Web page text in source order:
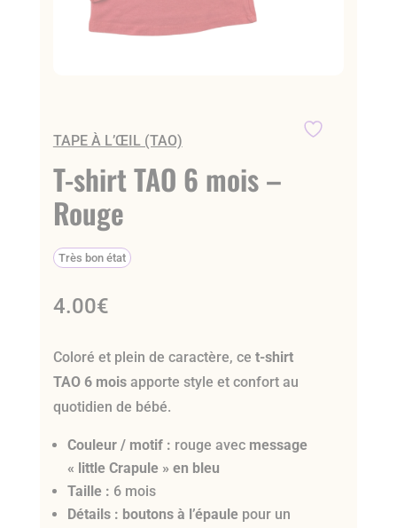
TAPE À L’ŒIL (TAO)
T-shirt TAO 6 mois –
Rouge
Très bon état
4.00€
Coloré et plein de caractère, ce t-shirt
TAO 6 moisapporte style et confort au
quotidien de bébé.
Couleur / motif : rouge avec message
« little Crapule » en bleu
Taille : 6 mois
Détails : boutons à l’épaulepour un